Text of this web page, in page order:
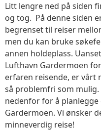
Litt lengre ned på siden
og tog. På denne siden
begrenset til reiser
men du kan bruke
annen holdeplass.
Lufthavn Gardermoen
erfaren reisende, er vårt
så problemfri som
nedenfor for å
Gardermoen. Vi ønsker
minneverdig reise!